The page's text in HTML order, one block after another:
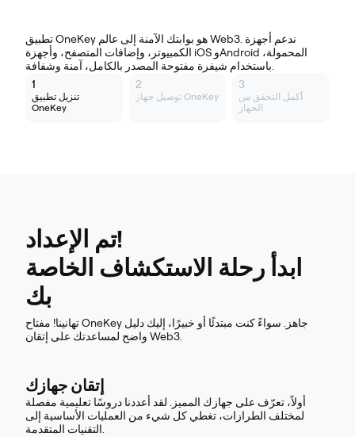
تطبيق OneKey هو بوابتك الآمنة إلى عالم Web3. ندعم أجهزة
الكمبيوتر، وإضافات المتصفح، وأجهزة iOS وAndroid المحمولة،
باستخدام شيفرة مفتوحة المصدر بالكامل، آمنة وشفافة.
1
تنزيل تطبيق
OneKey
2
توصيل جهاز OneKey
3
أكمل التحقق من
الجهاز
تم الإعداد!
ابدأ رحلة الاستكشاف الخاصة
بك
تهانينا! مفتاح OneKey جاهز. سواءً كنت مبتدئًا أو خبيرًا، إليك دليل
واضح لمساعدتك على إتقان Web3.
إتقان جهازك
أولاً، تعرّف على جهازك المميز. لقد أعددنا دروسًا تعليمية مفصلة
لمختلف الطرازات، تغطي كل شيء من العمليات الأساسية إلى
التقنيات المتقدمة.